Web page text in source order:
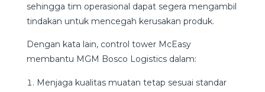
sehingga tim operasional dapat segera mengambil
tindakan untuk mencegah kerusakan produk.
Dengan kata lain, control tower McEasy
membantu MGM Bosco Logistics dalam:
Menjaga kualitas muatan tetap sesuai standar